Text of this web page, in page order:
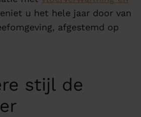
u het hele jaar door van
afgestemd op
stijl de